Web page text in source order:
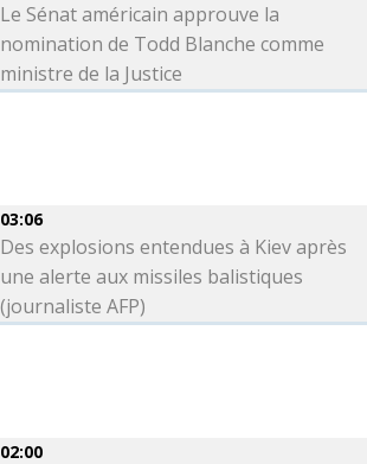
Le Sénat américain approuve la
nomination de Todd Blanche comme
ministre de la Justice
03:06
Des explosions entendues à Kiev après
une alerte aux missiles balistiques
(journaliste AFP)
02:00